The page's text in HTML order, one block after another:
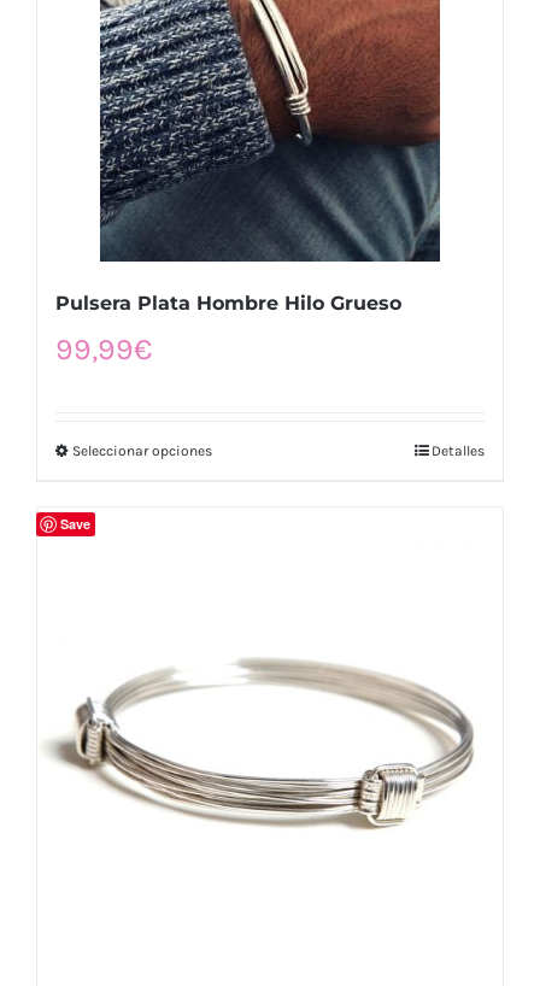
Pulsera Plata Hombre Hilo Grueso
99,99€
Seleccionar opciones Detalles
Save